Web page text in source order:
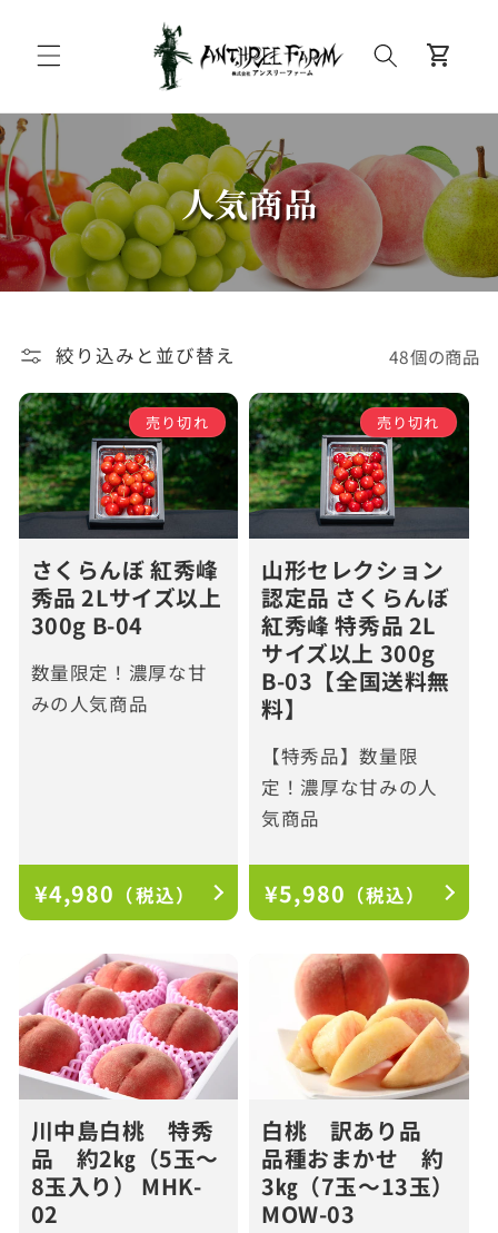
コンテンツに進む
shopping_cart
ー
人気商品
絞り込みと並び替え 48個の商品
売り切れ
さくらんぼ 紅秀峰
秀品 2Lサイズ以上
300g B-04
数量限定！濃厚な甘
みの人気商品
通
常
格
¥4,980 （税込）
売り切れ
山形セレクション
認定品 さくらんぼ
紅秀峰 特秀品 2L
サイズ以上 300g
B-03【全国送料無
料】
【特秀品】数量限
定！濃厚な甘みの人
気商品
通
常
¥5,980 （税込）
川中島白桃 特秀
品 約2㎏（5玉～
8玉入り） MHK-
02
白桃 訳あり品
品種おまかせ 約
3㎏（7玉～13玉）
MOW-03